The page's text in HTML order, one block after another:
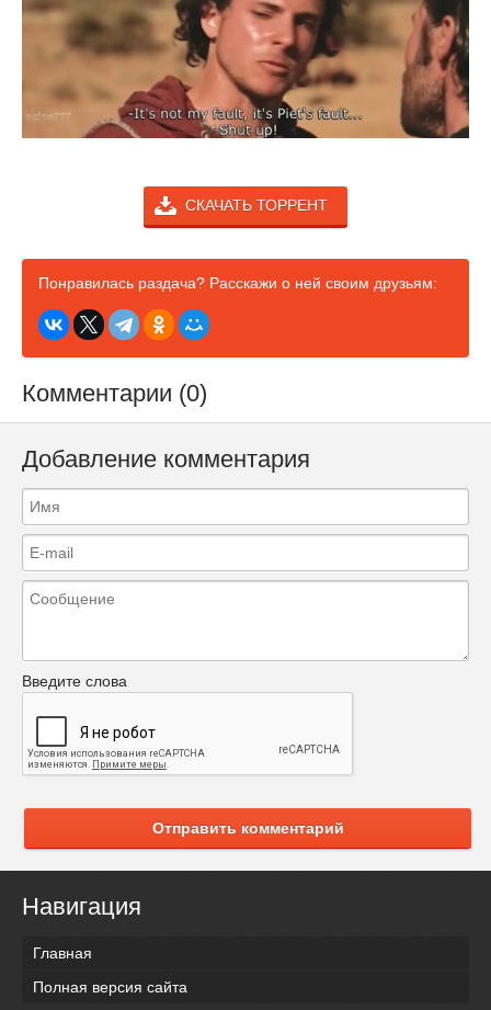
СКАЧАТЬ ТОРРЕНТ
Понравилась раздача? Расскажи о ней своим друзьям:
Комментарии (0)
Добавление комментария
Введите слова
Отправить комментарий
Навигация
Главная
Полная версия сайта